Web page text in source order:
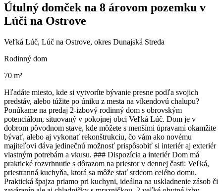
Útulný domček na 8 árovom pozemku v
Lúči na Ostrove
Veľká Lúč, Lúč na Ostrove, okres Dunajská Streda
Rodinný dom
70 m²
Hľadáte miesto, kde si vytvoríte bývanie presne podľa svojich
predstáv, alebo túžite po úniku z mesta na víkendovú chalupu?
Ponúkame na predaj 2-izbový rodinný dom s obrovským
potenciálom, situovaný v pokojnej obci Veľká Lúč. Dom je v
dobrom pôvodnom stave, kde môžete s menšími úpravami okamžite
bývať, alebo aj vykonať rekonštrukciu, čo vám ako novému
majiteľovi dáva jedinečnú možnosť prispôsobiť si interiér aj exteriér
vlastným potrebám a vkusu. ### Dispozícia a interiér Dom má
praktické rozvrhnutie s dôrazom na priestor v dennej časti: Veľká,
priestranná kuchyňa, ktorá sa môže stať srdcom celého domu.
Praktická špajza priamo pri kuchyni, ideálna na uskladnenie zásob či